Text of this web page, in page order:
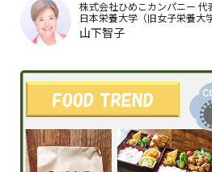
株式会社ひめこカンパニー 代
日本栄養大学（旧女子栄養大学
山下智子